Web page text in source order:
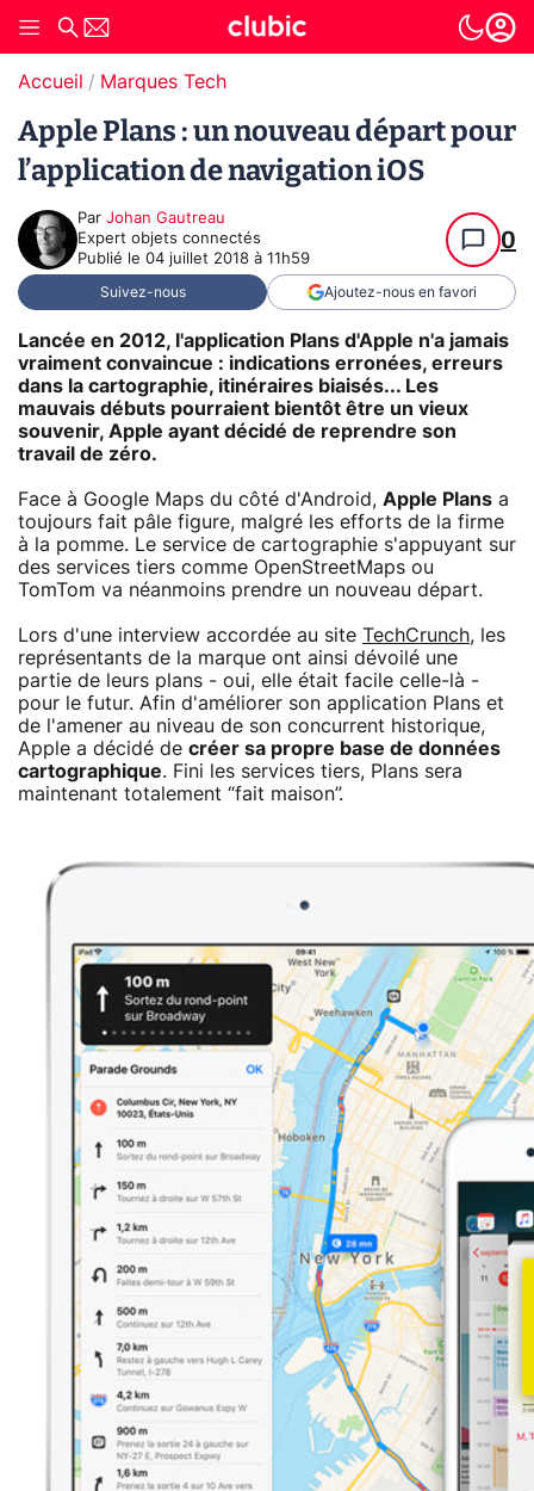
Accueil Marques Tech
Apple Plans : un nouveau départ pour
l’application de navigation iOS
Par Johan Gautreau
Expert objets connectés
Publié le 04 juillet 2018 à 11h59
0
Suivez-nous Ajoutez-nous en favori
Lancée en 2012, l'application Plans d'Apple n'a jamais
vraiment convaincue : indications erronées, erreurs
dans la cartographie, itinéraires biaisés... Les
mauvais débuts pourraient bientôt être un vieux
souvenir, Apple ayant décidé de reprendre son
travail de zéro.
Face à Google Maps du côté d'Android, Apple Plans a
toujours fait pâle figure, malgré les efforts de la firme
à la pomme. Le service de cartographie s'appuyant sur
des services tiers comme OpenStreetMaps ou
TomTom va néanmoins prendre un nouveau départ.
Lors d'une interview accordée au site TechCrunch, les
représentants de la marque ont ainsi dévoilé une
partie de leurs plans - oui, elle était facile celle-là -
pour le futur. Afin d'améliorer son application Plans et
de l'amener au niveau de son concurrent historique,
Apple a décidé de créer sa propre base de données
cartographique. Fini les services tiers, Plans sera
maintenant totalement “fait maison”.